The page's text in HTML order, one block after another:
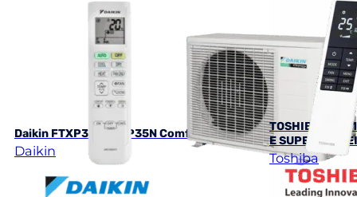
Daikin FTXP35N/RXP35N Comfora
Daikin
TOSHIBA RAS-
E SUPER
Toshiba